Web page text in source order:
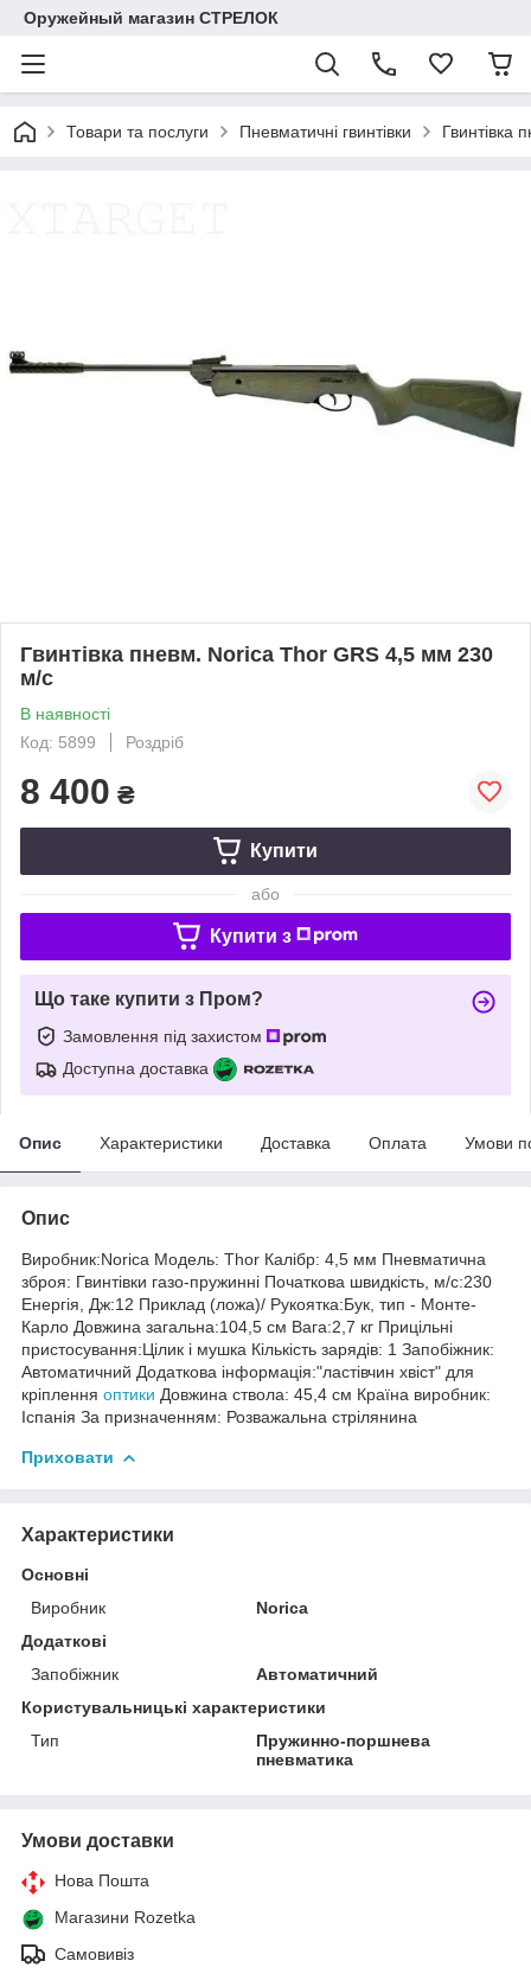
Оружейный магазин СТРЕЛОК
Товари та послуги Пневматичні гвинтівки
Гвинтівка пневм. Norica Thor GRS 4,5 мм 230
м/с
В наявності
Код: 5899
Роздріб
8 400 ₴
Купити
або
Купити з
Що таке купити з Пром?
Замовлення під захистом
Доступна доставка
Опис Характеристики Доставка Оплата Умови
Опис
Виробник:Norica Модель: Thor Калібр: 4,5 мм Пневматична
зброя: Гвинтівки газо-пружинні Початкова швидкість, м/с:230
Енергія, Дж:12 Приклад (ложа)/ Рукоятка:Бук, тип - Монте-
Карло Довжина загальна:104,5 см Вага:2,7 кг Прицільні
пристосування:Цілик і мушка Кількість зарядів: 1 Запобіжник:
Автоматичний Додаткова інформація:"ластівчин хвіст" для
кріплення оптики Довжина ствола: 45,4 см Країна виробник:
Іспанія За призначенням: Розважальна стрілянина
Приховати
Характеристики
Основні
Виробник
Norica
Додаткові
Запобіжник
Автоматичний
Користувальницькі характеристики
Тип
Пружинно-поршнева
пневматика
Умови доставки
Нова Пошта
Магазини Rozetka
Самовивіз